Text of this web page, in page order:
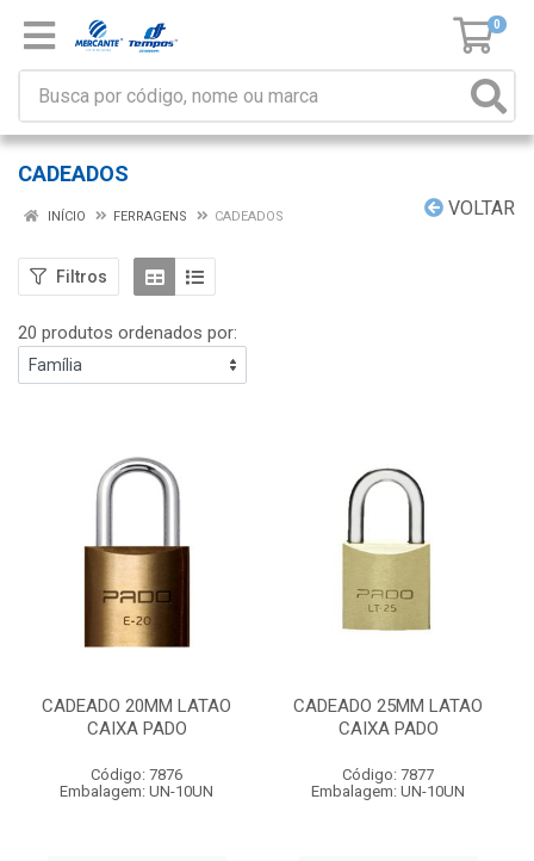
0
CADEADOS
VOLTAR
INÍCIO FERRAGENS CADEADOS
Filtros
20 produtos ordenados por:
CADEADO 20MM LATAO
CAIXA PADO
Código: 7876
Embalagem: UN-10UN
CADEADO 25MM LATAO
CAIXA PADO
Código: 7877
Embalagem: UN-10UN